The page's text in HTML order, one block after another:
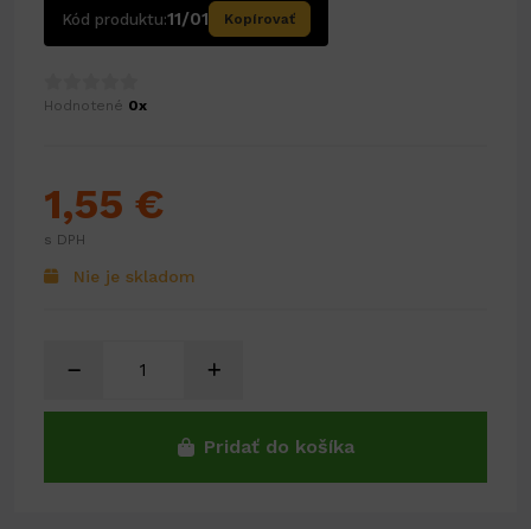
Kód produktu:11/01 Kopírovať
Hodnotené 0x
Nie je skladom
1,55 €
s DPH
Pridať do košíka